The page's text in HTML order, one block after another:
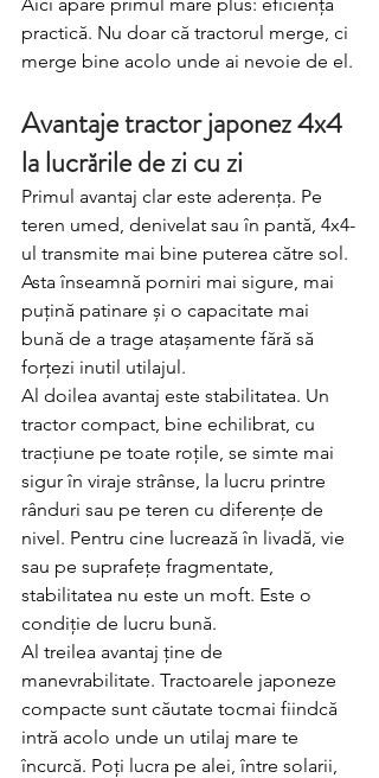
practică. Nu doar că tractorul merge, ci
merge bine acolo unde ai nevoie de el.
Avantaje tractor japonez 4x4
la lucrările de zi cu zi
Primul avantaj clar este aderența. Pe
teren umed, denivelat sau în pantă, 4x4-
ul transmite mai bine puterea către sol.
Asta înseamnă porniri mai sigure, mai
puțină patinare și o capacitate mai
bună de a trage atașamente fără să
forțezi inutil utilajul.
Al doilea avantaj este stabilitatea. Un
tractor compact, bine echilibrat, cu
tracțiune pe toate roțile, se simte mai
sigur în viraje strânse, la lucru printre
rânduri sau pe teren cu diferențe de
nivel. Pentru cine lucrează în livadă, vie
sau pe suprafețe fragmentate,
stabilitatea nu este un moft. Este o
condiție de lucru bună.
Al treilea avantaj ține de
manevrabilitate. Tractoarele japoneze
compacte sunt căutate tocmai fiindcă
intră acolo unde un utilaj mare te
încurcă. Poți lucra pe alei, între solarii,